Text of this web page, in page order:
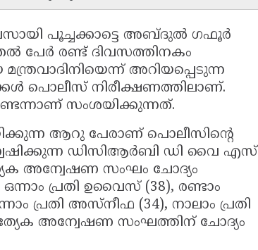
പൂച്ചക്കാട്ടെ അബ്ദുൽ ഗഫൂർ
പേർ രണ്ട് ദിവസത്തിനകം
അറിയപ്പെടുന്ന
പൊലീസ് നിരീക്ഷണത്തിലാണ്.
സംശയിക്കുന്നത്.
ആറു പേരാണ് പൊലീസിൻ്റെ
ഡിസിആർബി ഡി വൈ എസ്
അന്വേഷണ സംഘം ചോദ്യം
പ്രതി ഉവൈസ് (38), രണ്ടാം
പ്രതി അസ്നീഫ (34), നാലാം പ്രതി
അന്വേഷണ സംഘത്തിന് ചോദ്യം